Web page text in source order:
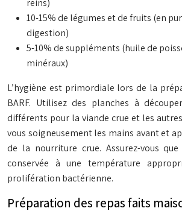
reins)
10-15% de légumes et de fruits (en
digestion)
5-10% de suppléments (huile de
minéraux)
L’hygiène est primordiale lors de la
BARF. Utilisez des planches à
différents pour la viande crue et les
vous soigneusement les mains avant et
de la nourriture crue. Assurez-vous
conservée à une température
prolifération bactérienne.
Préparation des repas faits